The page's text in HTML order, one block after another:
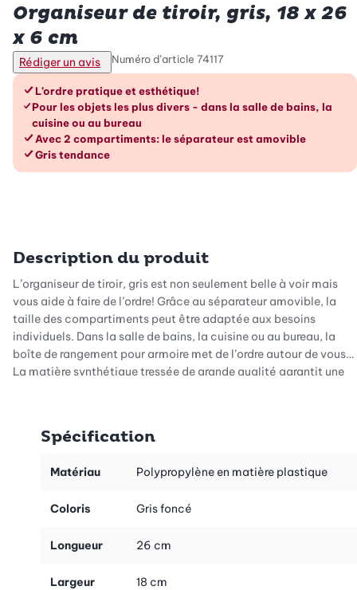
Organiseur de tiroir, gris, 18 x 26
x 6 cm
Rédiger un avis Numéro d’article 74117
Les avantages en un coup d’œil
L’ordre pratique et esthétique!
Pour les objets les plus divers - dans la salle de bains, la
cuisine ou au bureau
Avec 2 compartiments: le séparateur est amovible
Gris tendance
Description du produit
L’organiseur de tiroir, gris est non seulement belle à voir mais
vous aide à faire de l’ordre! Grâce au séparateur amovible, la
taille des compartiments peut être adaptée aux besoins
individuels. Dans la salle de bains, la cuisine ou au bureau, la
boîte de rangement pour armoire met de l’ordre autour de vous.
La matière synthétique tressée de grande qualité garantit une
Spécification
Matériau Polypropylène en matière plastique
Coloris Gris foncé
Longueur 26 cm
Largeur 18 cm